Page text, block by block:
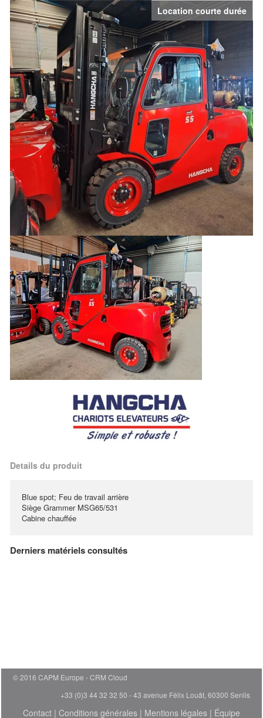
Location courte durée
Details du produit
Blue spot; Feu de travail arrière
Siège Grammer MSG65/531
Cabine chauffée
Derniers matériels consultés
© 2016 CAPM Europe
CRM Cloud
+33 (0)3 44 32 32 50 - 43 avenue Félix Louât, 60300 Senlis
Contact | Conditions générales | Mentions légales | Équipe